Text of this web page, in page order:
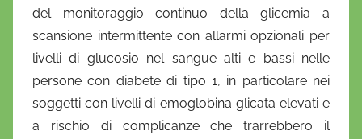
del monitoraggio continuo della glicemia a
scansione intermittente con allarmi opzionali per
livelli di glucosio nel sangue alti e bassi nelle
persone con diabete di tipo 1, in particolare nei
soggetti con livelli di emoglobina glicata elevati e
a rischio di complicanze che trarrebbero il